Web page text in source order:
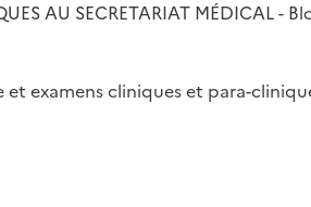
AU SECRETARIAT MÉDICAL -
examens cliniques et para-